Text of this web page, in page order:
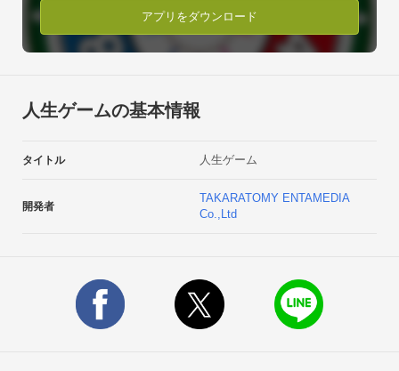
+++++++++++++++++++++++【「人生ゲーム」の特長】
◇プレイ中にアバターGET！好きな服へお着がえできるよ！
◇日本全国にいる他のプレイヤーとフレンドになることがで
◇他のプレイヤーとデートや結婚ができ、二人の間には子供も
産まれるかもしれない！？■アバターを自分好みに着せ替え可
職業服は、イベントマスや職業MAPで手に入れることができ
お医者さん、アイドル、サラリーマンなどの定番の職業服をは
ンしてね！■フレンド機能で協力やバトルが楽しめる！
「人生ゲーム」をプレイしている、全国のプレイヤーとゲーム
アプリをダウンロード
人生ゲームの基本情報
タイトル 人生ゲーム
開発者
TAKARATOMY ENTAMEDIA
Co.,Ltd